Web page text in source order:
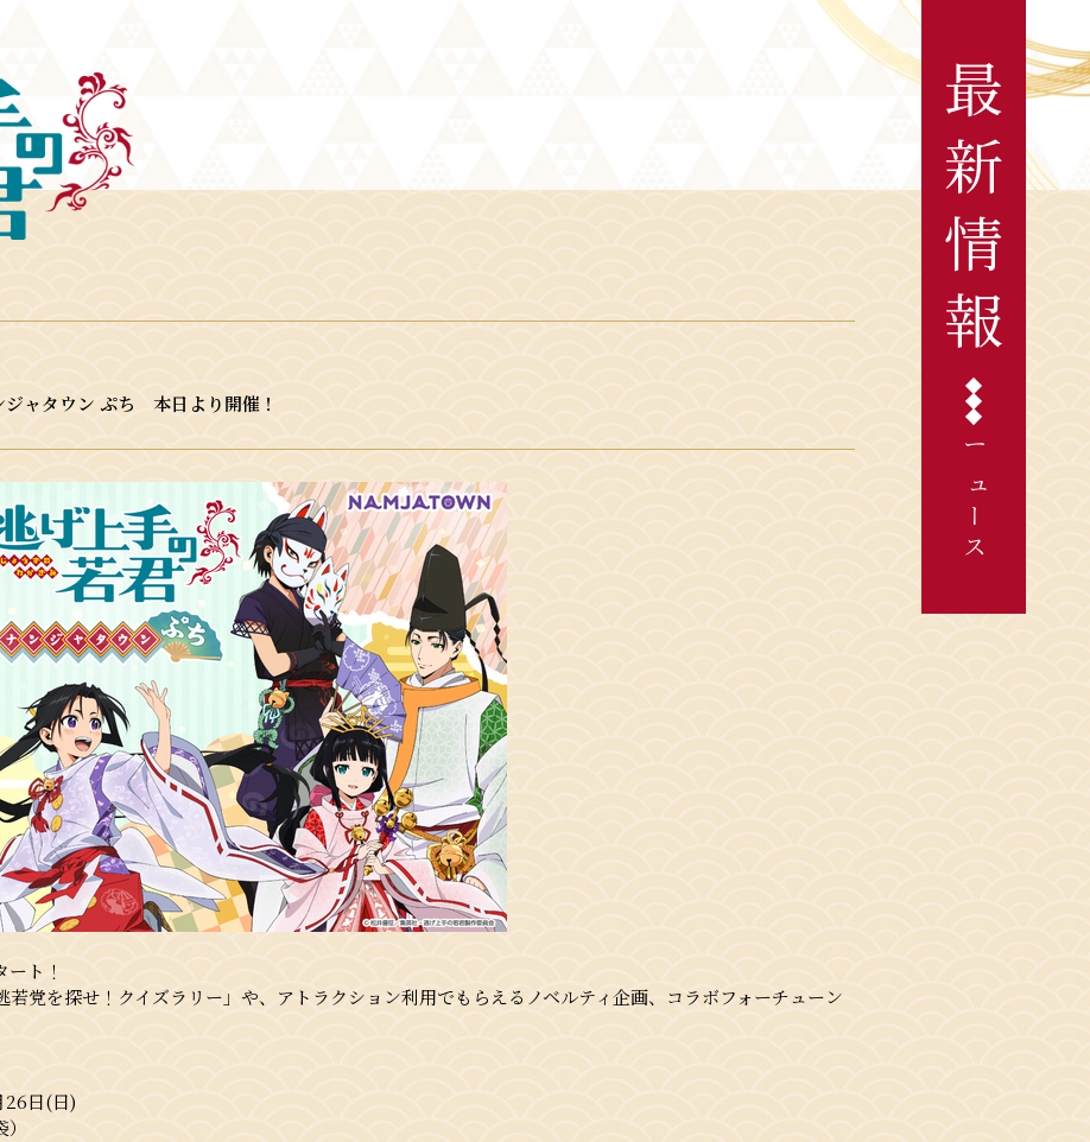
最
新
情
報
ニュース
ャタウン ぷち 本日より開催！
ト！
党を探せ！クイズラリー」や、アトラクション利用でもらえるノベルティ企画、コラボフォーチューン
日(日)